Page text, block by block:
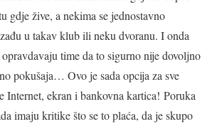
gdje žive, a nekima se jednostavno
u takav klub ili neku dvoranu. I onda
time da to sigurno nije dovoljno
pokušaja… Ovo je sada opcija za sve
Internet, ekran i bankovna kartica! Poruka
imaju kritike što se to plaća, da je skupo